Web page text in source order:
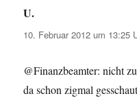
U.
10. Februar 2012 um 13:25
@Finanzbeamter: nicht
da schon zigmal